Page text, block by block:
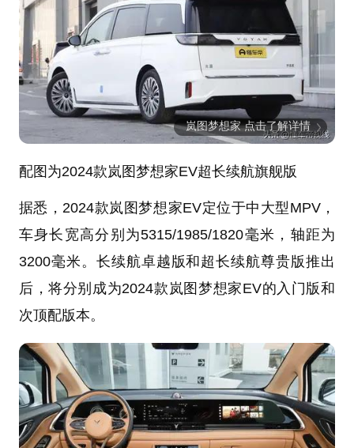
岚图梦想家 点击了解详情
配图为2024款岚图梦想家EV超长续航旗舰版
据悉，2024款岚图梦想家EV定位于中大型MPV，
车身长宽高分别为5315/1985/1820毫米，轴距为
3200毫米。长续航卓越版和超长续航尊贵版推出
后，将分别成为2024款岚图梦想家EV的入门版和
次顶配版本。